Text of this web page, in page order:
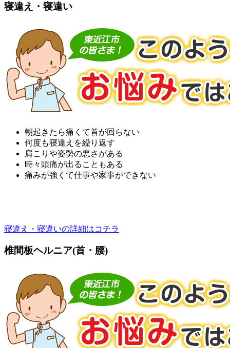
寝違え・寝違い
朝起きたら痛くて首が回らない
何度も寝違えを繰り返す
肩こりや姿勢の悪さがある
時々頭痛が出ることもある
痛みが強くて仕事や家事ができない
寝違え・寝違いの詳細はコチラ
椎間板ヘルニア(首・腰)